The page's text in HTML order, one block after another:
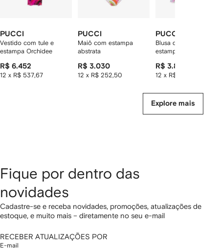
PUCCI
Vestido com tule e
estampa Orchidee
R$ 6.452
12 x R$ 537,67
PUCCI
Maiô com estampa
abstrata
R$ 3.030
12 x R$ 252,50
PUCCI
Blusa de seda com
estampa Occhi
R$ 3.810
12 x R$ 317,50
Explore mais
Fique por dentro das
novidades
Cadastre-se e receba novidades, promoções, atualizações de
estoque, e muito mais – diretamente no seu e-mail
RECEBER ATUALIZAÇÕES POR
E-mail